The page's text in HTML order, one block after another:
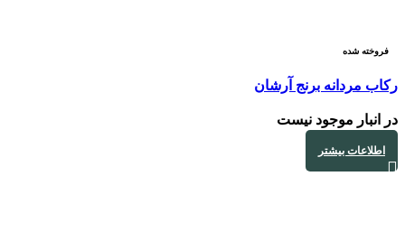
فروخته شده
رکاب مردانه برنج آرشان
در انبار موجود نیست
اطلاعات بیشتر